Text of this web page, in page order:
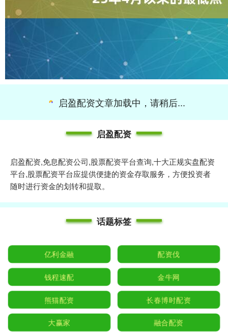
启盈配资文章加载中，请稍后...
启盈配资
启盈配资,免息配资公司,股票配资平台查询,十大正规实盘配资
平台,股票配资平台应提供便捷的资金存取服务，方便投资者
随时进行资金的划转和提取。
话题标签
亿利金融 配资伐
钱程速配 金牛网
熊猫配资 长春博时配资
大赢家 融合配资